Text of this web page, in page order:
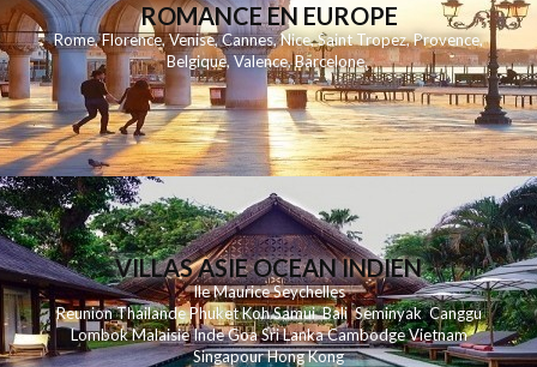
ROMANCE EN EUROPE
Rome,Florence,Venise,Cannes,Nice,Saint Tropez,Provence,
Belgique,Valence,Barcelone,
VILLAS ASIE OCEAN INDIEN
Ile MauriceSeychelles
ReunionThailandePhuketKohSamui Bali SeminyakCanggu
LombokMalaisieIndeGoaSri LankaCambodgeVietnam
SingapourHong Kong